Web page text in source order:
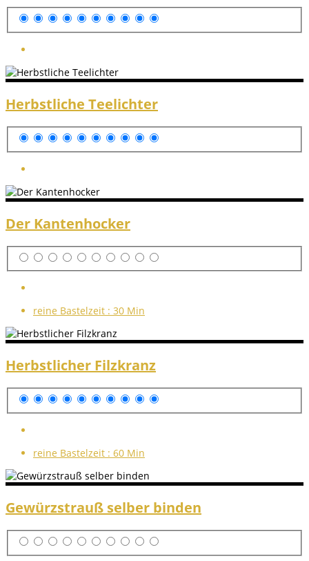
Herbstliche Teelichter
Der Kantenhocker
reine Bastelzeit : 30 Min
Herbstlicher Filzkranz
reine Bastelzeit : 60 Min
Gewürzstrauß selber binden